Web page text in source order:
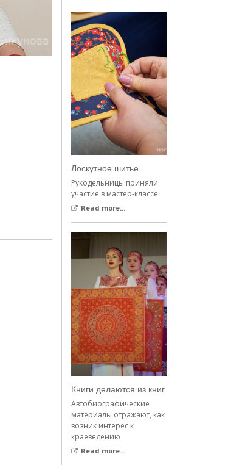
Лоскутное шитье
Рукодельницы приняли
участие в мастер-классе
Read more...
Книги делаются из книг
Автобиографические
материалы отражают, как
возник интерес к
краеведению
Read more...